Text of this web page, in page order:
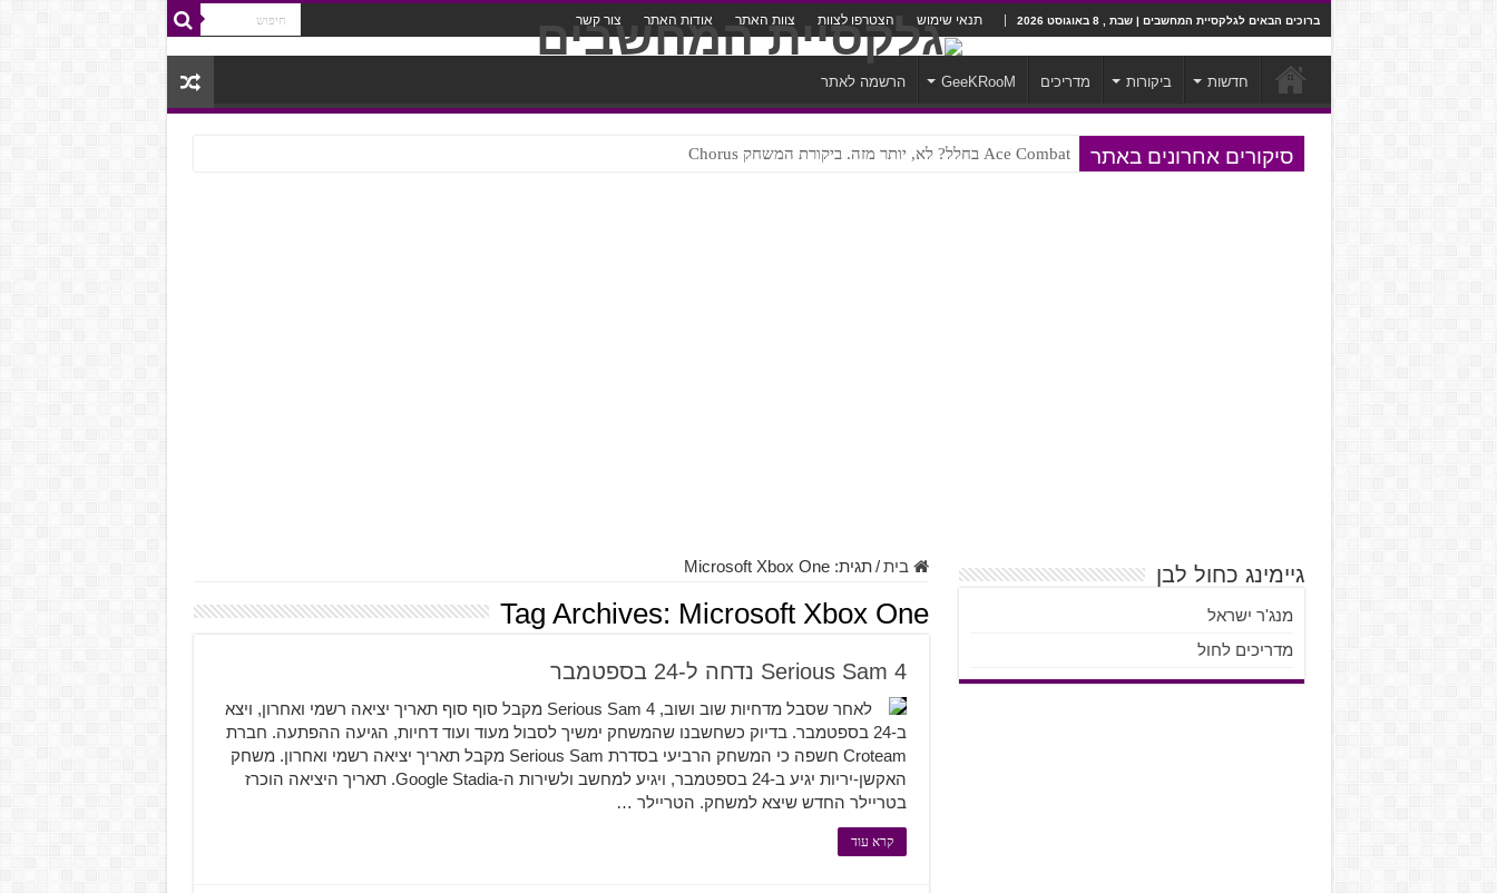
ברוכים הבאים לגלקסיית המחשבים | שבת , 8 באוגוסט 2026 תנאי שימוש הצטרפו לצוות צוות האתר אודות האתר צור קשר
חדשות ביקורות מדריכים GeeKRooM הרשמה לאתר
סיקורים אחרונים באתר Ace Combat בחלל? לא, יותר מזה. ביקורת המשחק Chorus
Steven Universe והשירים שתורגמו בצורה נוראית לעברית
בית / תגית:Microsoft Xbox One
Tag Archives: Microsoft Xbox One
Serious Sam 4 נדחה ל-24 בספטמבר
לאחר שסבל מדחיות שוב ושוב, Serious Sam 4 מקבל סוף סוף תאריך יציאה רשמי ואחרון, ויצא
ב-24 בספטמבר. בדיוק כשחשבנו שהמשחק ימשיך לסבול מעוד ועוד דחיות, הגיעה ההפתעה. חברת
Croteam חשפה כי המשחק הרביעי בסדרת Serious Sam מקבל תאריך יציאה רשמי ואחרון. משחק
האקשן-יריות יגיע ב-24 בספטמבר, ויגיע למחשב ולשירות ה-Google Stadia. תאריך היציאה הוכרז
בטריילר החדש שיצא למשחק. הטריילר …
קרא עוד
גיימינג כחול לבן
מנג'ר ישראל
מדריכים לחול